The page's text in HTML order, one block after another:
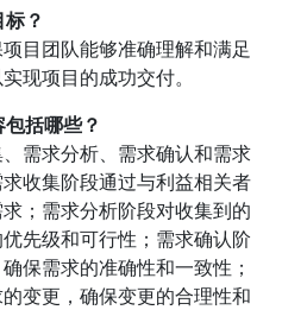
？
目团队能够准确理解和满足
现项目的成功交付。
括哪些？
需求分析、需求确认和需求
收集阶段通过与利益相关者
；需求分析阶段对收集到的
先级和可行性；需求确认阶
保需求的准确性和一致性；
变更，确保变更的合理性和